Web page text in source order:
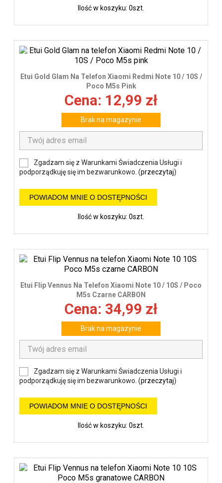
Ilość w koszyku: 0szt.
Etui Gold Glam Na Telefon Xiaomi Redmi Note 10 / 10S /
Poco M5s Pink
Cena: 12,99 zł
Brak na magazynie
Zgadzam się z Warunkami Świadczenia Usługi i
podporządkuję się im bezwarunkowo. (przeczytaj)
POWIADOM MNIE O DOSTĘPNOŚCI
Ilość w koszyku: 0szt.
Etui Flip Vennus Na Telefon Xiaomi Note 10 / 10S / Poco
M5s Czarne CARBON
Cena: 34,99 zł
Brak na magazynie
Zgadzam się z Warunkami Świadczenia Usługi i
podporządkuję się im bezwarunkowo. (przeczytaj)
POWIADOM MNIE O DOSTĘPNOŚCI
Ilość w koszyku: 0szt.